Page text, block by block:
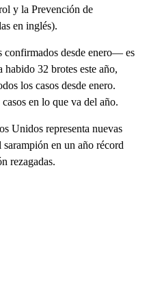
y la Prevención de
en inglés).
desde enero— es
habido 32 brotes este año,
los casos desde enero.
en lo que va del año.
Unidos representa nuevas
en un año récord
rezagadas.